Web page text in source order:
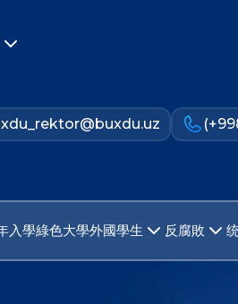
入學綠色大學外國學生 反腐敗